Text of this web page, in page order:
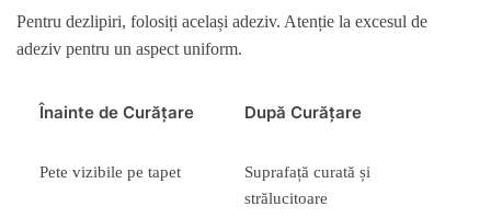
Pentru dezlipiri, folosiți același adeziv. Atenție la excesul de
adeziv pentru un aspect uniform.
Înainte de Curățare După Curățare
Pete vizibile pe tapet
Suprafață curată și
strălucitoare